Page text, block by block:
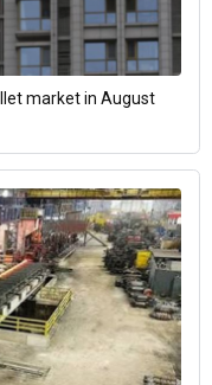
market in August